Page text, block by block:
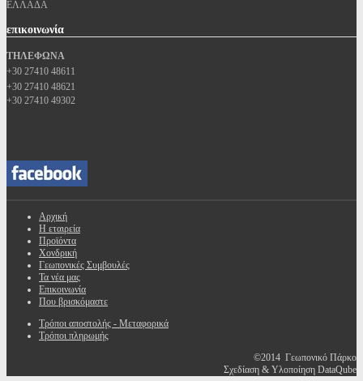
ΕΛΛΑΔΑ
επικοινωνία
ΤΗΛΕΦΩΝΑ
+30 27410 48611
+30 27410 48621
+30 27410 49302
Αρχική
Η εταιρεία
Προϊόντα
Χονδρική
Γεωπονικές Συμβουλές
Τα νέα μας
Επικοινωνία
Που βρισκόμαστε
Τρόποι αποστολής - Μεταφορικά
Τρόποι πληρωμής
©2014 Γεωπονικό Πάρκο
Σχεδίαση & Υλοποίηση DataQube